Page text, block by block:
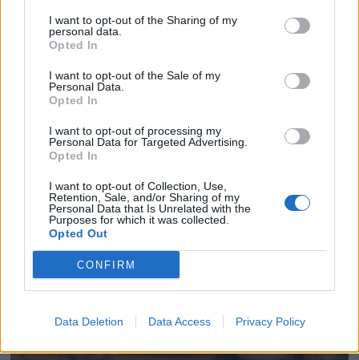
I want to opt-out of the Sharing of my
personal data.
Opted In
I want to opt-out of the Sale of my
Personal Data.
Opted In
I want to opt-out of processing my
Personal Data for Targeted Advertising.
Opted In
I want to opt-out of Collection, Use,
Retention, Sale, and/or Sharing of my
Personal Data that Is Unrelated with the
Purposes for which it was collected.
Opted Out
CONFIRM
Data Deletion Data Access Privacy Policy